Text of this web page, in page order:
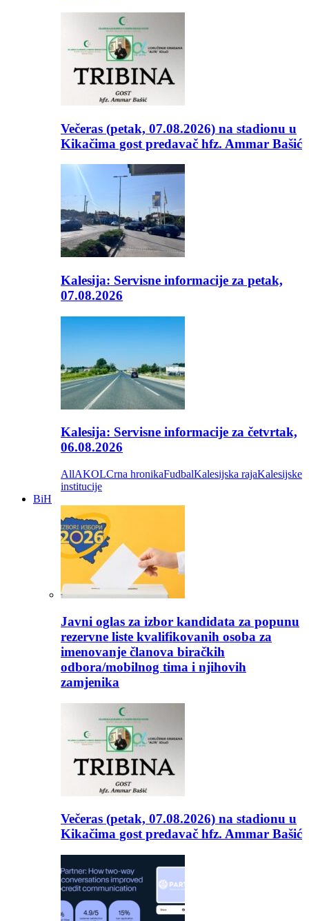
Večeras (petak, 07.08.2026) na stadionu u
Kikačima gost predavač hfz. Ammar Bašić
Kalesija: Servisne informacije za petak,
07.08.2026
Kalesija: Servisne informacije za četvrtak,
06.08.2026
AllAKOLCrna hronikaFudbalKalesijska rajaKalesijske
institucije
BiH
Javni oglas za izbor kandidata za popunu
rezervne liste kvalifikovanih osoba za
imenovanje članova biračkih
odbora/mobilnog tima i njihovih
zamjenika
Večeras (petak, 07.08.2026) na stadionu u
Kikačima gost predavač hfz. Ammar Bašić